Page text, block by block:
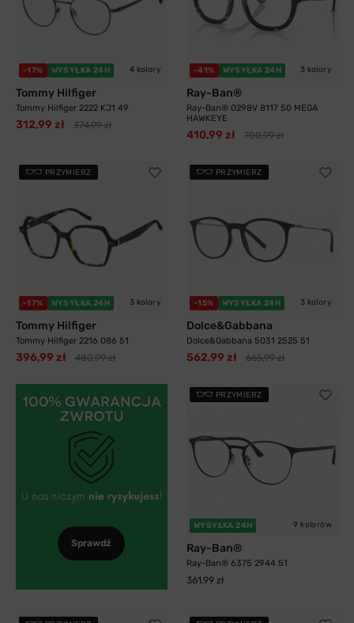
-17% WYSYŁKA 24H 4 kolory
Tommy Hilfiger
Tommy Hilfiger 2222 KJ1 49
312,99 zł 374,99 zł
-41% WYSYŁKA 24H 3 kolory
Ray-Ban®
Ray-Ban® 0298V 8117 50 MEGA
HAWKEYE
410,99 zł 700,99 zł
PRZYMIERZ
-17% WYSYŁKA 24H 3 kolory
Tommy Hilfiger
Tommy Hilfiger 2216 086 51
396,99 zł 480,99 zł
PRZYMIERZ
-15% WYSYŁKA 24H 3 kolory
Dolce&Gabbana
Dolce&Gabbana 5031 2525 51
562,99 zł 665,99 zł
Sprawdź
PRZYMIERZ
WYSYŁKA 24H 9 kolorów
Ray-Ban®
Ray-Ban® 6375 2944 51
361,99 zł